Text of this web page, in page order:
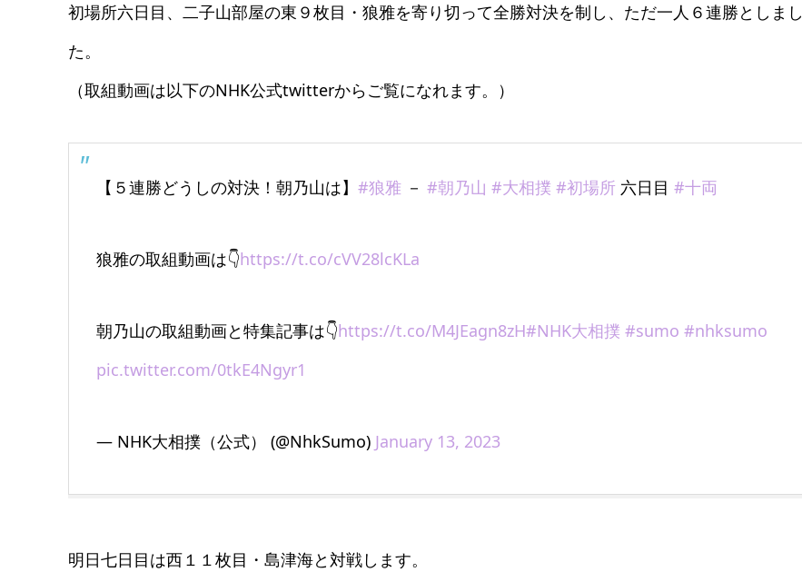
初場所六日目、二子山部屋の東９枚目・狼雅を寄り切って全勝対決を制し、ただ一人６連勝としまし
た。
（取組動画は以下のNHK公式twitterからご覧になれます。）
【５連勝どうしの対決！朝乃山は】 #狼雅－ #朝乃山 #大相撲 #初場所六日目 #十両
狼雅の取組動画は👇https://t.co/cVV28lcKLa
朝乃山の取組動画と特集記事は👇https://t.co/M4JEagn8zH#NHK大相撲 #sumo #nhksumo
pic.twitter.com/0tkE4Ngyr1
— NHK大相撲（公式） (@NhkSumo) January 13, 2023
明日七日目は西１１枚目・島津海と対戦します。